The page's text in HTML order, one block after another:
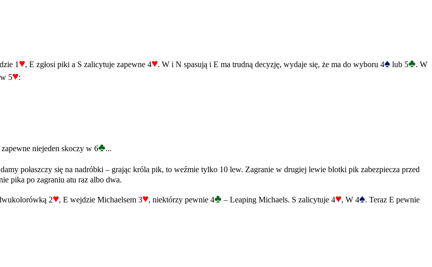
1 ♥, E zgłosi piki a S zalicytuje zapewne 4♥. W i N spasują i E ma trudną decyzję, wydaje się, że ma do wyboru 4♠ lub 5♣. W
5♥:
niejeden skoczy w 6♣...
połaszczy się na nadróbki – grając króla pik, to weźmie tylko 10 lew. Zagranie w drugiej lewie blotki pik zabezpiecza przed
pika po zagraniu atu raz albo dwa.
2♥, E wejdzie Michaelsem 3♥, niektórzy pewnie 4♣ – Leaping Michaels. S zalicytuje 4♥, W 4♠. Teraz E pewnie